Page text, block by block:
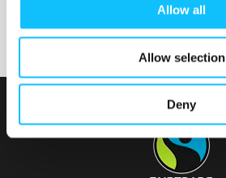
Allow all
Allow selection
Deny